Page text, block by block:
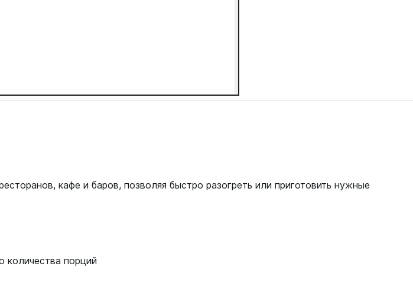
кафе и баров, позволяя быстро разогреть или приготовить нужные
количества порций